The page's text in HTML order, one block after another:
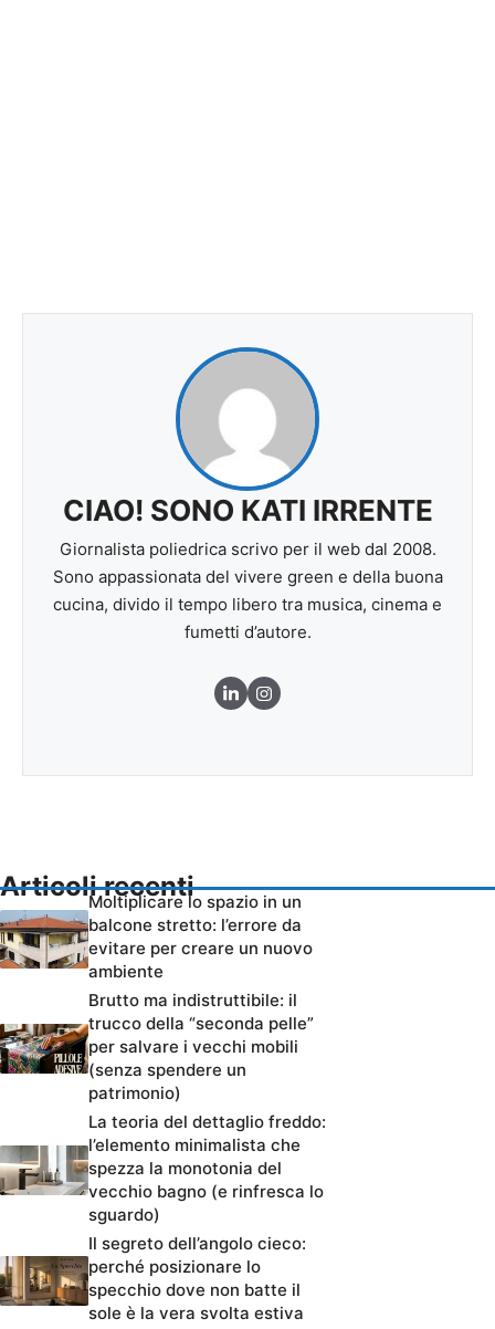
CIAO! SONO KATI IRRENTE
Giornalista poliedrica scrivo per il web dal 2008.
Sono appassionata del vivere green e della buona
cucina, divido il tempo libero tra musica, cinema e
fumetti d’autore.
Articoli recenti
Moltiplicare lo spazio in un
balcone stretto: l’errore da
evitare per creare un nuovo
ambiente
Brutto ma indistruttibile: il
trucco della “seconda pelle”
per salvare i vecchi mobili
(senza spendere un
patrimonio)
La teoria del dettaglio freddo:
l’elemento minimalista che
spezza la monotonia del
vecchio bagno (e rinfresca lo
sguardo)
Il segreto dell’angolo cieco:
perché posizionare lo
specchio dove non batte il
sole è la vera svolta estiva